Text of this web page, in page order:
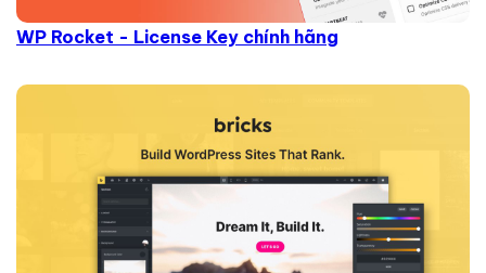
WP Rocket - License Key chính hãng